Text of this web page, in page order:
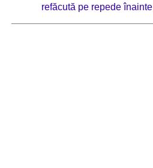
refăcută pe repede înainte